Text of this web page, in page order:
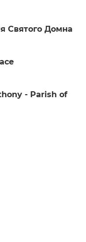
Святого Домна
- Parish of